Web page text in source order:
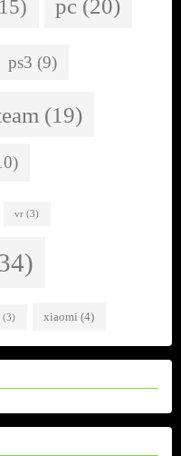
pc (20)
ps3 (9)
(19)
vr (3)
(3) xiaomi (4)